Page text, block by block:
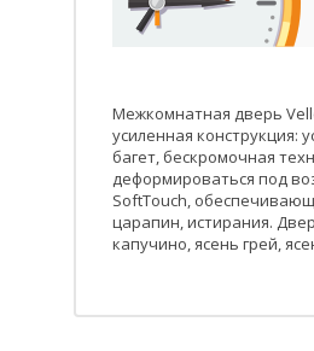
Межкомнатная дверь
усиленная
багет, бескромочная
деформироваться под
SoftTouch,
царапин, истирания.
капучино, ясень грей,